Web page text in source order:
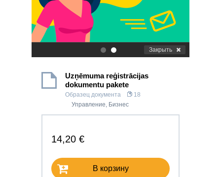
. Закрыть
Uzņēmuma reģistrācijas
dokumentu pakete
Образец документа
18
Управление, Бизнес
14,20 €
В корзину